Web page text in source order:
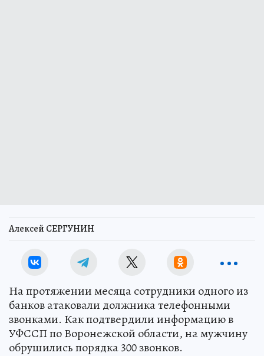
Алексей СЕРГУНИН
На протяжении месяца сотрудники одного из
банков атаковали должника телефонными
звонками. Как подтвердили информацию в
УФССП по Воронежской области, на мужчину
обрушились порядка 300 звонков.